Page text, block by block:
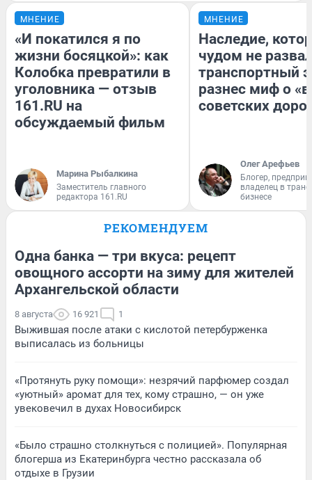
МНЕНИЕ
«И покатился я по
жизни босяцкой»: как
Колобка превратили в
уголовника — отзыв
161.RU на
обсуждаемый фильм
Марина Рыбалкина
Заместитель главного
редактора 161.RU
МНЕНИЕ
Наследие,
чудом не
транспортный
разнес миф о
советских
Олег Арефьев
Блогер,
владелец в
бизнесе
РЕКОМЕНДУЕМ
Одна банка — три вкуса: рецепт
овощного ассорти на зиму для жителей
Архангельской области
8 августа 16 921 1
Выжившая после атаки с кислотой петербурженка
выписалась из больницы
«Протянуть руку помощи»: незрячий парфюмер создал
«уютный» аромат для тех, кому страшно, — он уже
увековечил в духах Новосибирск
«Было страшно столкнуться с полицией». Популярная
блогерша из Екатеринбурга честно рассказала об
отдыхе в Грузии